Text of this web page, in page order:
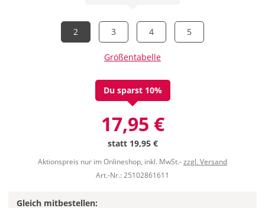
2 3 4 5
Größentabelle
Du sparst 10%
17,95 €
statt 19,95 €
Aktionspreis nur im Onlineshop, inkl. MwSt.-zzgl. Versand
Art.-Nr.: 25102861611
Gleich mitbestellen: